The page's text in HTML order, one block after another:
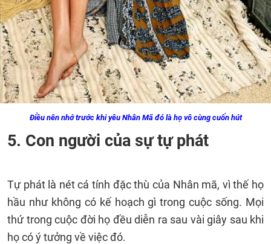
Điều nên nhớ trước khi yêu Nhân Mã đó là họ vô cùng cuốn hút
5. Con người của sự tự phát
Tự phát là nét cá tính đặc thù của Nhân mã, vì thế họ
hầu như không có kế hoạch gì trong cuộc sống. Mọi
thứ trong cuộc đời họ đều diễn ra sau vài giây sau khi
họ có ý tưởng về việc đó.